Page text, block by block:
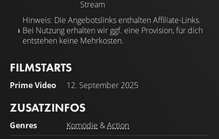
Stream
Hinweis: Die Angebotslinks enthalten Affiliate-Links.
Bei Nutzung erhalten wir ggf. eine Provision, für dich
entstehen keine Mehrkosten.
FILMSTARTS
Prime Video 12. September 2025
ZUSATZINFOS
Genres Komödie &Action